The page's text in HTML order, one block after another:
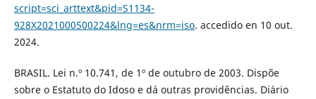
script=sci_arttext&pid=S1134-
928X2021000500224&lng=es&nrm=iso. accedido en 10 out.
2024.
BRASIL. Lei n.º 10.741, de 1º de outubro de 2003. Dispõe
sobre o Estatuto do Idoso e dá outras providências. Diário